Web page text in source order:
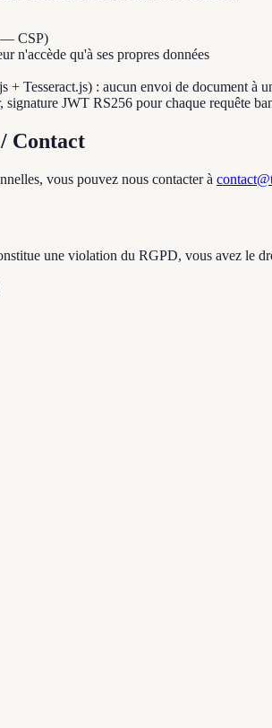
— CSP)
n'accède qu'à ses propres données
Tesseract.js) : aucun envoi de document à
JWT RS256 pour chaque requête
Contact
vous pouvez nous contacter à
une violation du RGPD, vous avez le